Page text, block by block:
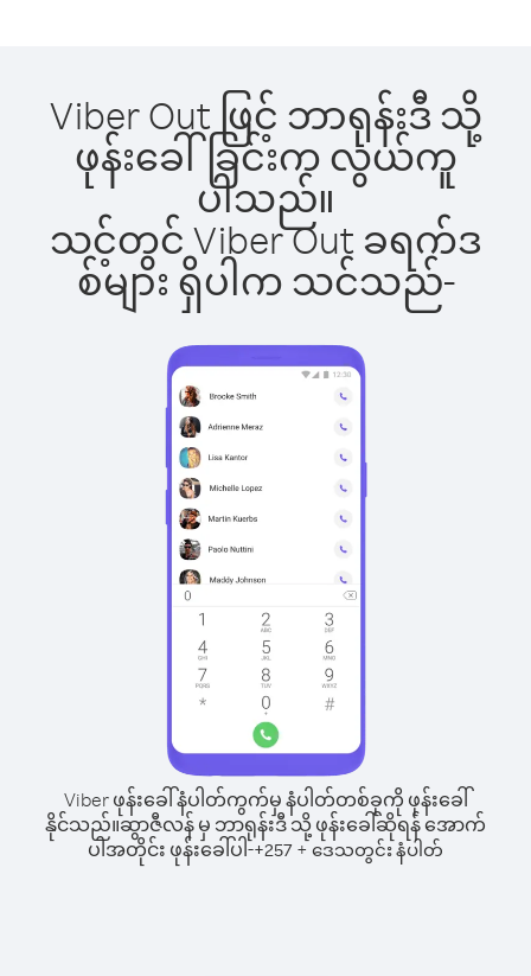
Viber Out ဖြင့် ဘာရုန်းဒီ သို့
ဖုန်းခေါ်ခြင်းက လွယ်ကူ
ပါသည်။
သင့်တွင် Viber Out ခရက်ဒ
စ်များ ရှိပါက သင်သည်-
Viber ဖုန်းခေါ်နံပါတ်ကွက်မှ နံပါတ်တစ်ခုကို ဖုန်းခေါ်
နိုင်သည်။ဆွာဇီလန် မှ ဘာရုန်းဒီ သို့ ဖုန်းခေါ်ဆိုရန် အောက်
ပါအတိုင်း ဖုန်းခေါ်ပါ-+257 +ဒေသတွင်း နံပါတ်